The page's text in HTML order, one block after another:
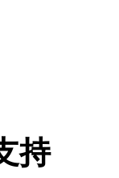
持